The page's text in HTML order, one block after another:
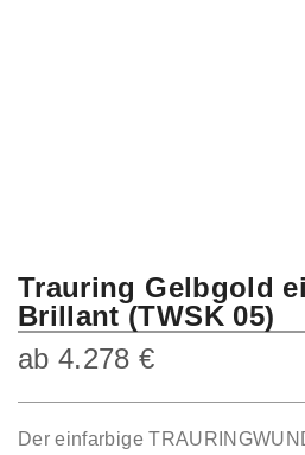
Trauring Gelbgold
Brillant (TWSK 05)
ab4.278€
Der einfarbige